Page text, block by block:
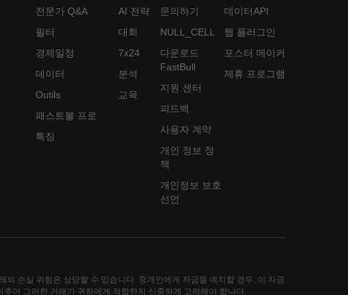
전문가 Q&A
필터
경제일정
데이터
Outils
패스트불 프로
특징
AI 전략
대회
7x24
분석
교육
문의하기
NULL_CELL
다운로드
FastBull
지원 센터
피드백
사용자 계약
개인 정보 정
책
개인정보 보호
선언
데이터API
웹 플러그인
포스터 메이커
제휴 프로그램
의 손실 위험은 상당할 수 있습니다. 중개인에게 자금을 예치할 경우, 이 자금
어 그러한 거래가 귀하에게 적합한지 신중하게 고려해야 합니다.